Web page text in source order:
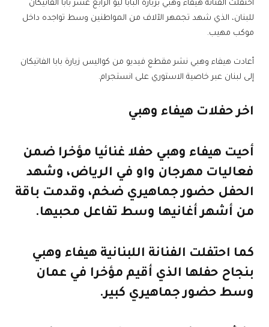
احتفلت الفنانة هيفاء وهبي بزبارة البابا ليو الرابع عشر بابا الفاتيكان
للبنان، الذي شهد تجمهر الآلاف من المواطنين وسط تواجده داخل
موكب مهيب.
أعادت هيفاء وهبي نشر مقطع فيديو من كواليس زيارة بابا الفاتيكان
إلى لبنان عبر خاصية الاستوري على انستجرام.
اخر حفلات هيفاء وهبي
أحيت هيفاء وهبي حفلا غنائيا مؤخرا ضمن
فعاليات مهرجان واو في الرياض، وشهد
الحفل حضور جماهيري ضخم، وقدمت باقة
من أشهر أغانيها وسط تفاعل محبيها.
كما احتفلت الفنانة اللبنانية هيفاء وهبي
بنجاح حفلها الذي أقيم مؤخرا في عمان
وسط حضور جماهيري كبير.